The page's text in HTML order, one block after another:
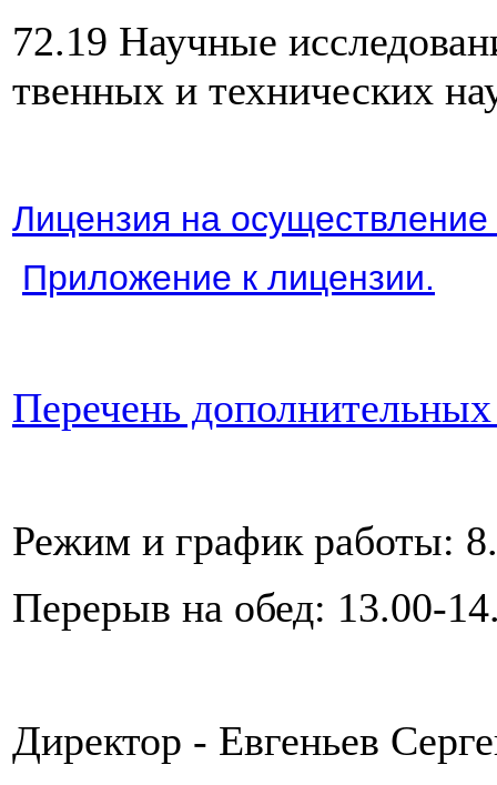
72.19 Научные
твенных и технических
Лицензия на
Приложение к лицензии.
Перечень
Режим и график работы:
Перерыв на обед: 13.00-
Директор - Евгеньев